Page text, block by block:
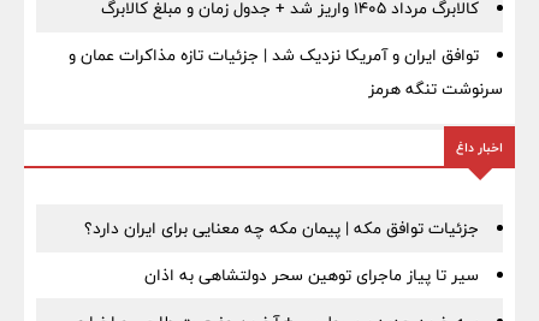
کالابرگ مرداد ۱۴۰۵ واریز شد + جدول زمان و مبلغ کالابرگ
توافق ایران و آمریکا نزدیک شد | جزئیات تازه مذاکرات عمان و
سرنوشت تنگه هرمز
اخبار داغ
جزئیات توافق مکه | پیمان مکه چه معنایی برای ایران دارد؟
سیر تا پیاز ماجرای توهین سحر دولتشاهی به اذان